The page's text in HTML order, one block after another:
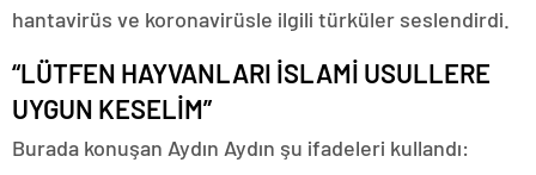
hantavirüs ve koronavirüsle ilgili türküler seslendirdi.
“LÜTFEN HAYVANLARI İSLAMİ USULLERE
UYGUN KESELİM”
Burada konuşan Aydın Aydın şu ifadeleri kullandı: